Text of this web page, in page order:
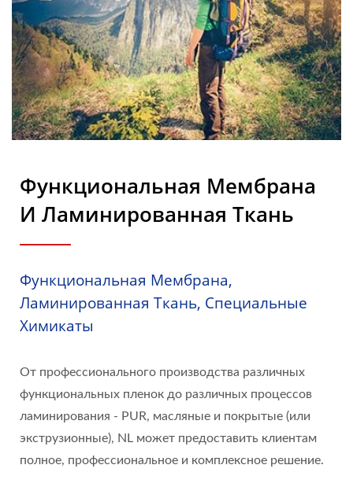
Пенопластовых
Композитов.
Функциональная Мембрана
И Ламинированная Ткань
Функциональная Мембрана,
Ламинированная Ткань, Специальные
Химикаты
От профессионального производства различных
функциональных пленок до различных процессов
ламинирования - PUR, масляные и покрытые (или
экструзионные), NL может предоставить клиентам
полное, профессиональное и комплексное решение.